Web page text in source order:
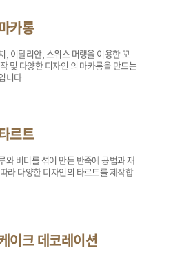
카롱
, 이탈리안, 스위스 머랭을 이용한 꼬
및 다양한 디자인 의 마카롱을 만드는
니다
르트
와 버터를 섞어 만든 반죽에 공법과 재
라 다양한 디자인의 타르트를 제작합
이크 데코레이션